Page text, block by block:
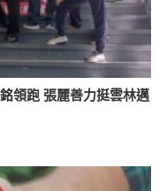
領跑 張麗善力挺雲林邁